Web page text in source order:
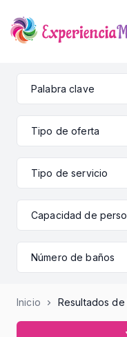
Tipo de oferta
Tipo de servicio
Capacidad de
Número de baños
Inicio Resultados